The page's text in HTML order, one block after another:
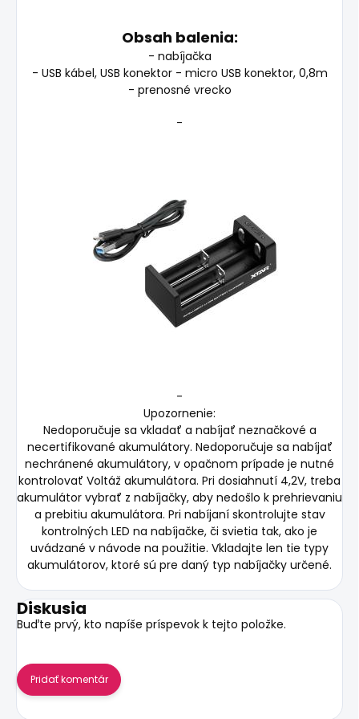
Obsah balenia:
- nabíjačka
- USB kábel, USB konektor - micro USB konektor, 0,8m
- prenosné vrecko
-
-
Upozornenie:
Nedoporučuje sa vkladať a nabíjať neznačkové a
necertifikované akumulátory. Nedoporučuje sa nabíjať
nechránené akumulátory, v opačnom prípade je nutné
kontrolovať Voltáž akumulátora. Pri dosiahnutí 4,2V, treba
akumulátor vybrať z nabíjačky, aby nedošlo k prehrievaniu
a prebitiu akumulátora. Pri nabíjaní skontrolujte stav
kontrolných LED na nabíjačke, či svietia tak, ako je
uvádzané v návode na použitie. Vkladajte len tie typy
akumulátorov, ktoré sú pre daný typ nabíjačky určené.
Diskusia
Buďte prvý, kto napíše príspevok k tejto položke.
Pridať komentár